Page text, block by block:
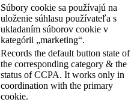
Súbory cookie sa používajú na
uloženie súhlasu používateľa s
ukladaním súborov cookie v
kategórii „marketing“.
Records the default button state of
the corresponding category & the
status of CCPA. It works only in
coordination with the primary
cookie.